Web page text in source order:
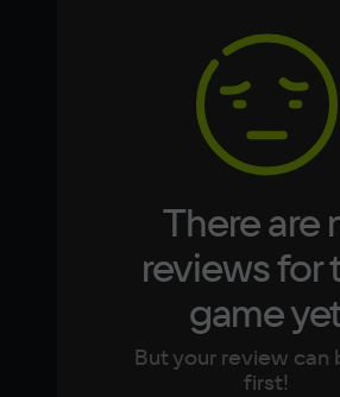
Recommended
Processor
Intel i7-9700F
Memory
Video card
NVIDIA Geforce RTX3060
Japanese
There are
reviews for
game
But your review can
first!